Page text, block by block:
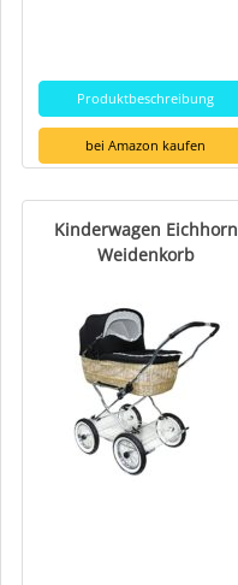
Produktbeschreibung
bei Amazon kaufen
Kinderwagen Eichhorn
Weidenkorb